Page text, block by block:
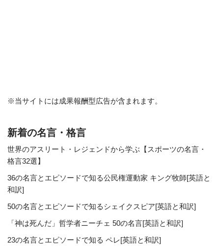
※当サイトには成果報酬型広告が含まれます。
新着の名言・格言
世界のアスリート・レジェンドから学ぶ【スポーツの名言・
格言32選】
36の名言とエピソードで知る公民権運動家 キング牧師[英語と
和訳]
50の名言とエピソードで知るシェイクスピア[英語と和訳]
「神は死んだ」哲学者ニーチェ 50の名言[英語と和訳]
23の名言とエピソードで知る ペレ[英語と和訳]